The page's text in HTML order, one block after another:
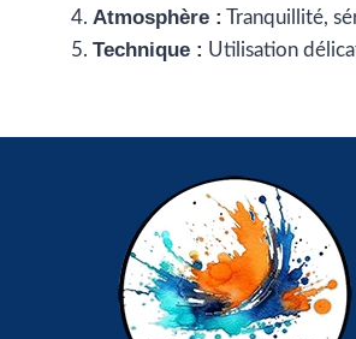
Atmosphère : Tranquillité,
Technique : Utilisation